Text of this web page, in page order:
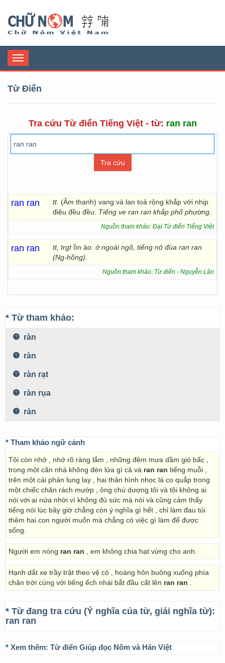
Toggle
navigation
Từ Điển
Tra cứu Từ điển Tiếng Việt - từ: ran ran
ran ran tt. (Âm thanh) vang và lan toả rộng khắp với nhịp
điệu đều đều: Tiếng ve ran ran khắp phố phường.
Nguồn tham khảo: Đại Từ điển Tiếng Việt
ran ran tt, trgtồn ào: ở ngoài ngõ, tiếng nô đùa ran ran
(Ng-hồng).
Nguồn tham khảo: Từ điển - Nguyễn Lân
* Từ tham khảo:
ràn
ràn
ràn rạt
ràn rụa
rán
* Tham khảo ngữ cảnh
Tôi còn nhớ , nhớ rõ ràng lắm , những đêm mưa dầm gió bấc ,
trong một căn nhà không đèn lửa gì cả và ran ran tiếng muỗi ,
trên một cái phản lung lay , hai thân hình nhọc lả co quắp trong
một chiếc chăn rách mướp , ông chú dượng tôi và tôi không ai
nói với ai nửa nhời vì không đủ sức mà nói và cũng cảm thấy
tiếng nói lúc bây giờ chẳng còn ý nghĩa gì hết , chỉ làm đau tủi
thêm hai con người muốn mà chẳng có việc gì làm để được
sống.
Người em nóng ran ran , em không chia hạt vừng cho anh.
Hạnh dắt xe trầy trật theo vệ cỏ , hoàng hôn buông xuống phía
chân trời cùng với tiếng ếch nhái bắt đầu cất lên ran ran
* Từ đang tra cứu (Ý nghĩa của từ, giải nghĩa từ):
ran ran
* Xem thêm: Từ điển Giúp đọc Nôm và Hán Việt